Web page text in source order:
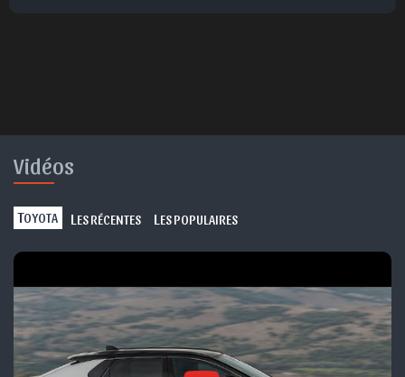
Vidéos
TOYOTA L ES RÉCENTES L ES POPULAIRES